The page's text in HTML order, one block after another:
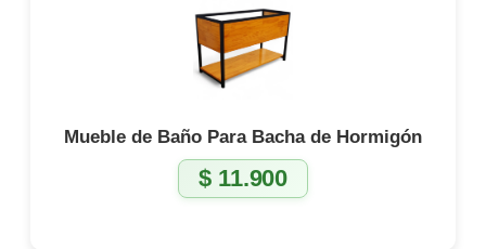
Mueble de Baño Para Bacha de Hormigón
$11.900